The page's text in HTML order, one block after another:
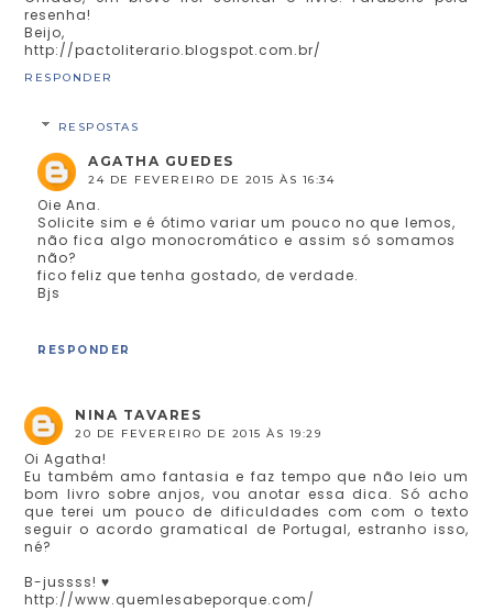
resenha!
Beijo,
http://pactoliterario.blogspot.com.br/
RESPONDER
RESPOSTAS
AGATHA GUEDES
24 DE FEVEREIRO DE 2015 ÀS 16:34
Oie Ana.
Solicite sim e é ótimo variar um pouco no que lemos,
não fica algo monocromático e assim só somamos
não?
fico feliz que tenha gostado, de verdade.
Bjs
RESPONDER
NINA TAVARES
20 DE FEVEREIRO DE 2015 ÀS 19:29
Oi Agatha!
Eu também amo fantasia e faz tempo que não leio um
bom livro sobre anjos, vou anotar essa dica. Só acho
que terei um pouco de dificuldades com com o texto
seguir o acordo gramatical de Portugal, estranho isso,
né?
B-jussss! ♥
http://www.quemlesabeporque.com/